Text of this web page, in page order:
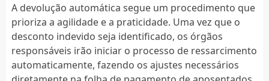
A devolução automática segue um procedimento que
prioriza a agilidade e a praticidade. Uma vez que o
desconto indevido seja identificado, os órgãos
responsáveis irão iniciar o processo de ressarcimento
automaticamente, fazendo os ajustes necessários